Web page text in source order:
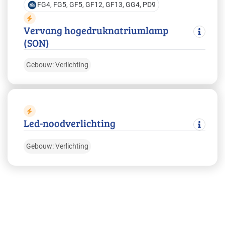
Vervang hogedruknatriumlamp
(SON)
Gebouw: Verlichting
FG4, FG5, GF5, GF12, GF13, GG4, PD9
Led-noodverlichting
Gebouw: Verlichting